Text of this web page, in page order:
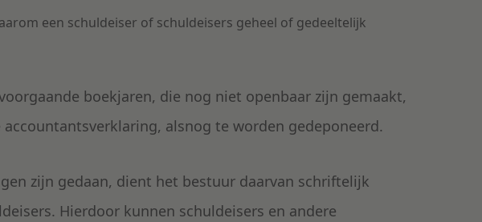
een schuldeiser of schuldeisers geheel of gedeeltelijk
boekjaren, die nog niet openbaar zijn gemaakt,
accountantsverklaring, alsnog te worden gedeponeerd.
zijn gedaan, dient het bestuur daarvan schriftelijk
Hierdoor kunnen schuldeisers en andere